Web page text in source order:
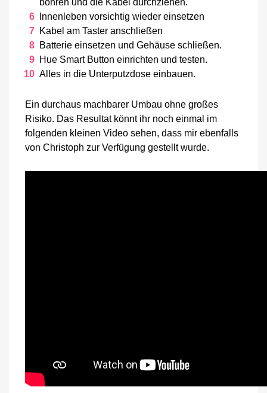
Innenleben vorsichtig wieder einsetzen
Kabel am Taster anschließen
Batterie einsetzen und Gehäuse schließen.
Hue Smart Button einrichten und testen.
Alles in die Unterputzdose einbauen.
Ein durchaus machbarer Umbau ohne großes
Risiko. Das Resultat könnt ihr noch einmal im
folgenden kleinen Video sehen, dass mir ebenfalls
von Christoph zur Verfügung gestellt wurde.